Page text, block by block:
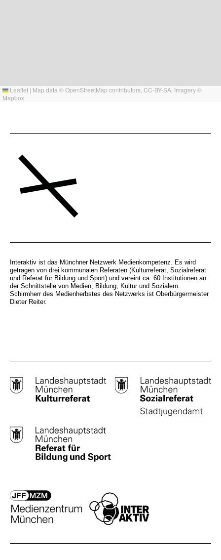
Leaflet | Map data ©OpenStreetMap contributors, CC-BY-SA , Imagery ©
Mapbox
Interaktiv ist das Münchner Netzwerk Medienkompetenz. Es wird
getragen von drei kommunalen Referaten (Kulturreferat, Sozialreferat
und Referat für Bildung und Sport) und vereint ca. 60 Institutionen an
der Schnittstelle von Medien, Bildung, Kultur und Sozialem.
Schirmherr des Medienherbstes des Netzwerks ist Oberbürgermeister
Dieter Reiter.